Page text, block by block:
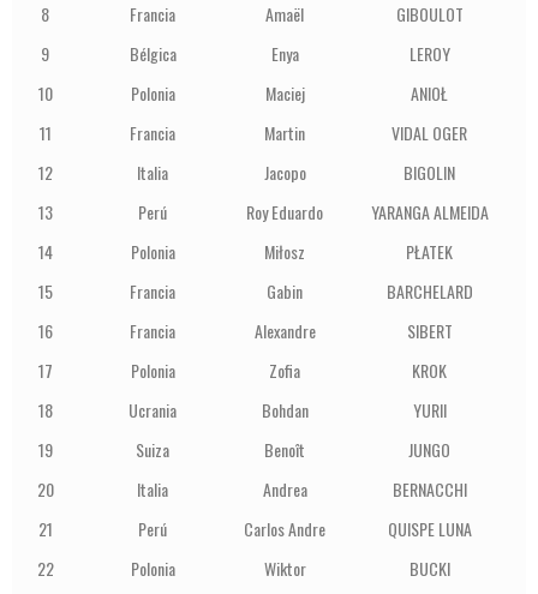
8
Francia Amaël GIBOULOT
9
Bélgica Enya LEROY
10
Polonia Maciej ANIOŁ
11
Francia Martin VIDAL OGER
12
Italia Jacopo BIGOLIN
13
Perú Roy Eduardo YARANGA ALMEIDA
14
Polonia Miłosz PŁATEK
15
Francia Gabin BARCHELARD
16
Francia Alexandre SIBERT
17
Polonia Zofia KROK
18
Ucrania Bohdan YURII
19
Suiza Benoît JUNGO
20
Italia Andrea BERNACCHI
21
Perú Carlos Andre QUISPE LUNA
22
Polonia Wiktor BUCKI